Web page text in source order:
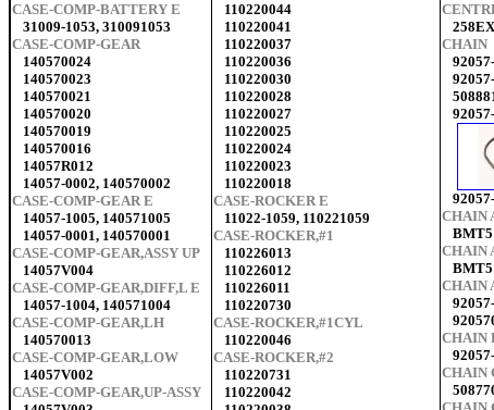
CASE-COMP-BATTERY E
31009-1053, 310091053
CASE-COMP-GEAR
140570024
140570023
140570021
140570020
140570019
140570016
14057R012
14057-0002, 140570002
CASE-COMP-GEAR E
14057-1005, 140571005
14057-0001, 140570001
CASE-COMP-GEAR,ASSY UP
14057V004
CASE-COMP-GEAR,DIFF,L E
14057-1004, 140571004
CASE-COMP-GEAR,LH
140570013
CASE-COMP-GEAR,LOW
14057V002
CASE-COMP-GEAR,UP-ASSY
110220044
110220041
110220037
110220036
110220030
110220028
110220027
110220025
110220024
110220023
110220018
CASE-ROCKER E
11022-1059, 110221059
CASE-ROCKER,#1
110226013
110226012
110226011
110220730
CASE-ROCKER,#1CYL
110220046
CASE-ROCKER,#2
110220731
110220042
CHAIN
CHAIN
CHAIN
CHAIN
CHAIN
CHAIN